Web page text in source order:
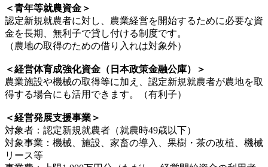
＜青年等就農資金＞
認定新規就農者に対し、農業経営を開始するために必要な資
金を長期、無利子で貸し付ける制度です。
（農地の取得のための借り入れは対象外）
＜経営体育成強化資金（日本政策金融公庫）＞
農業施設や機械の取得等に加え、認定新規就農者が農地を取
得する場合にも活用できます。（有利子）
＜経営発展支援事業＞
対象者：認定新規就農者（就農時49歳以下）
対象事業：機械、施設、家畜の導入、果樹・茶の改植、機械
リース等